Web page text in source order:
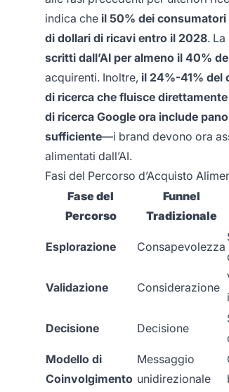
indica che il 50% dei consumatori
di dollari di ricavi entro il 2028.
scritti dall’AI per almeno il 40%
acquirenti. Inoltre, il 24%-41% del
di ricerca che fluisce
di ricerca Google ora include
sufficiente—i brand devono ora
alimentati dall’AI.
Fasi del Percorso d’Acquisto
Fase del
Percorso
Funnel
Tradizionale
Esplorazione Consapevolezza
Validazione Considerazione
Decisione Decisione
Modello di
Coinvolgimento
Messaggio
unidirezionale